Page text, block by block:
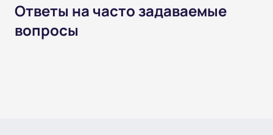
Ответы на часто задаваемые
вопросы